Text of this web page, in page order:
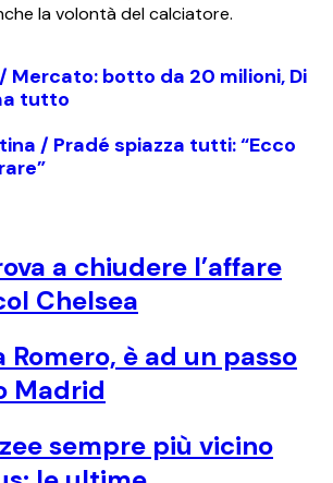
la volontà del calciatore.
Mercato: botto da 20 milioni, Di
tutto
/ Pradé spiazza tutti: “Ecco
a chiudere l’affare
Chelsea
Romero, è ad un passo
Madrid
sempre più vicino